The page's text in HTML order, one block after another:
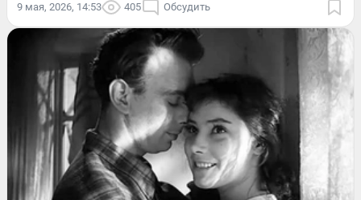
9 мая, 2026, 14:53 405 Обсудить